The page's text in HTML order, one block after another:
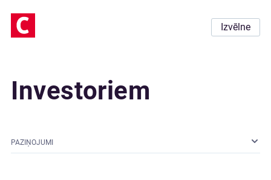
Izvēlne
Investoriem
PAZIŅOJUMI